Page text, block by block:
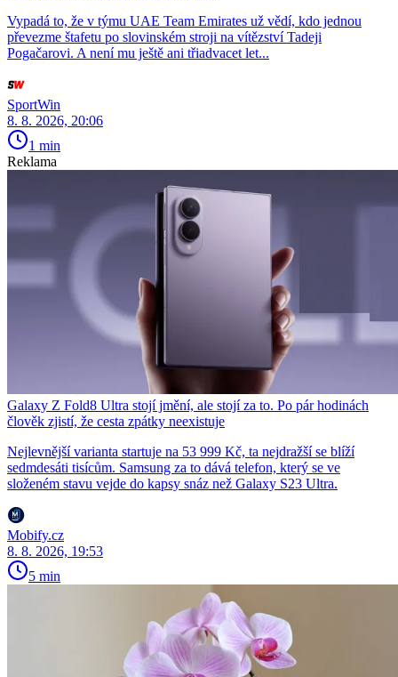
Vypadá to, že v týmu UAE Team Emirates už vědí, kdo jednou
převezme štafetu po slovinském stroji na vítězství Tadeji
Pogačarovi. A není mu ještě ani třiadvacet let...
SportWin
8. 8. 2026, 20:06
1 min
Reklama
Galaxy Z Fold8 Ultra stojí jmění, ale stojí za to. Po pár hodinách
člověk zjistí, že cesta zpátky neexistuje
Nejlevnější varianta startuje na 53 999 Kč, ta nejdražší se blíží
sedmdesáti tisícům. Samsung za to dává telefon, který se ve
složeném stavu vejde do kapsy snáz než Galaxy S23 Ultra.
Mobify.cz
8. 8. 2026, 19:53
5 min